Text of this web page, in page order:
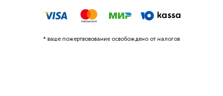
* ваше пожертвовование освобождено от налогов